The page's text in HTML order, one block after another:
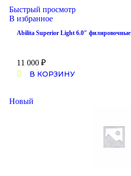
Быстрый просмотр
В избранное
Abilita Superior Light 6.0″ филировочные
11 000 ₽
В КОРЗИНУ
Новый